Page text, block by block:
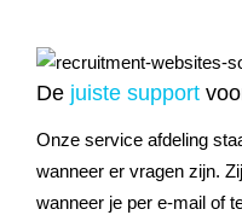
De juiste support
Onze service afdeling
wanneer er vragen zijn.
wanneer je per e-mail of